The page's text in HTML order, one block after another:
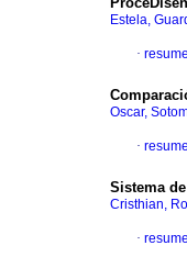
Estela,
·
Oscar,
·
Sistema
Cristhian,
·